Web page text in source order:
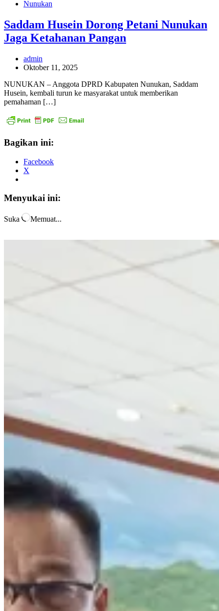
Nunukan
Saddam Husein Dorong Petani Nunukan
Jaga Ketahanan Pangan
admin
Oktober 11, 2025
NUNUKAN – Anggota DPRD Kabupaten Nunukan, Saddam
Husein, kembali turun ke masyarakat untuk memberikan
pemahaman […]
Bagikan ini:
Facebook
X
Menyukai ini:
Suka Memuat...